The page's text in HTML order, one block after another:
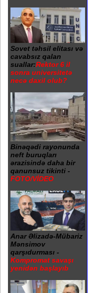
Sovet təhsil elitası və
cavabsız qalan
suallar:Rektor 6 il
sonra universitetə
necə daxil olub?
Binəqədi rayonunda
neft buruqları
ərazisində daha bir
qanunsuz tikinti -
FOTO/VİDEO
Anar Əlizadə-Mübariz
Mənsimov
qarşıdurması -
Kompromat savaşı
yenidən başlayıb